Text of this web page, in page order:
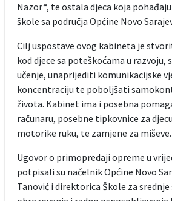
Nazor“, te ostala djeca koja
škole sa područja Općine Novo
Cilj uspostave ovog kabineta je
kod djece sa poteškoćama u
učenje, unaprijediti komunikacijske
koncentraciju te poboljšati
života. Kabinet ima i posebna
računaru, posebne tipkovnice za
motorike ruku, te zamjene za miševe.
Ugovor o primopredaji opreme u
potpisali su načelnik Općine Novo
Tanović i direktorica Škole za